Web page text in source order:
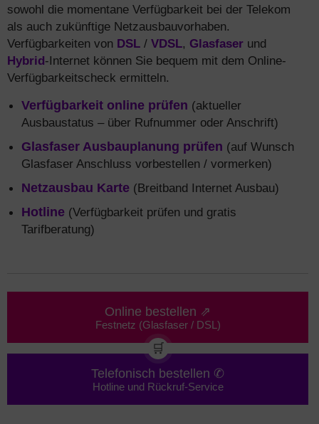
sowohl die momentane Verfügbarkeit bei der Telekom
als auch zukünftige Netzausbauvorhaben.
Verfügbarkeiten von DSL / VDSL, Glasfaser und
Hybrid-Internet können Sie bequem mit dem Online-
Verfügbarkeitscheck ermitteln.
Verfügbarkeit online prüfen (aktueller
Ausbaustatus – über Rufnummer oder Anschrift)
Glasfaser Ausbauplanung prüfen (auf Wunsch
Glasfaser Anschluss vorbestellen / vormerken)
Netzausbau Karte (Breitband Internet Ausbau)
Hotline (Verfügbarkeit prüfen und gratis
Tarifberatung)
Online bestellen ⇗
Festnetz (Glasfaser / DSL)
🛒
Telefonisch bestellen ✆
Hotline und Rückruf-Service